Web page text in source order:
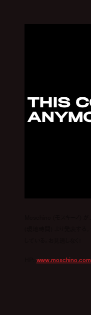
www.moschino.com